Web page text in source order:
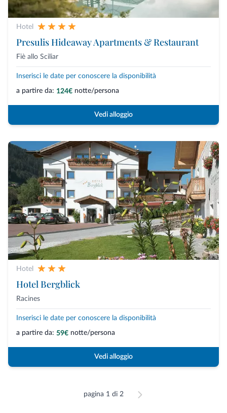
Hotel
Presulis Hideaway Apartments & Restaurant
Fiè allo Sciliar
Inserisci le date per conoscere la disponibilità
a partire da: 124€ notte/persona
Vedi alloggio
Hotel
Hotel Bergblick
Racines
Inserisci le date per conoscere la disponibilità
a partire da: 59€ notte/persona
Vedi alloggio
pagina 1 di 2